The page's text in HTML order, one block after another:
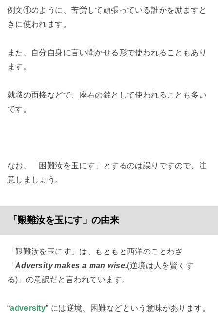
例文①のように、苦労して頑張っている誰かを励ますと
きに使われます。
また、自分自身に言い聞かせる形で使われることもあり
ます。
就職の面接などで、座右の銘として使われることも多い
です。
なお、「困難汝を玉にす」とするのは誤りですので、注
意しましょう。
「艱難汝を玉にす」の由来
「艱難汝を玉にす」は、もともと西洋のことわざ
「Adversity makes a man wise.(逆境は人を賢くす
る)」の意訳だと言われています。
“adversity” には逆境、困難などという意味があります。